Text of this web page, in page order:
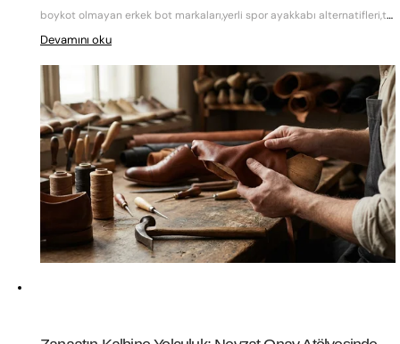
boykot olmayan erkek bot markaları,yerli spor ayakkabı alternatifleri,türk malı klasik ayakkabı modelleri,en iyi yerli deri ayakkabı hangisi
Devamını oku